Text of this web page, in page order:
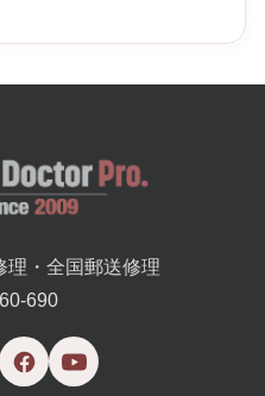
理・全国郵送修理
690